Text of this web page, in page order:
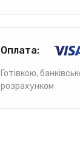
Оплата:
Готівкою,
розрахунком